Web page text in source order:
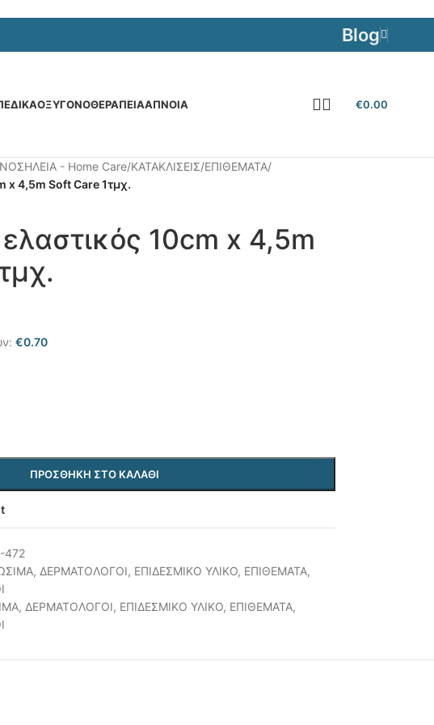
Blog
ΟΞΥΓΟΝΟΘΕΡΑΠΕΙΑΆΠΝΟΙΑ €0.00
- Home Care/ΚΑΤΑΚΛΙΣΕΙΣ/ΕΠΙΘΕΜΑΤΑ/
x 4,5m Soft Care 1τμχ.
10cm x 4,5m
€0.70
ΠΡΟΣΘΉΚΗ ΣΤΟ ΚΑΛΆΘΙ
472
, ΔΕΡΜΑΤΟΛΟΓΟΙ, ΕΠΙΔΕΣΜΙΚΟ ΥΛΙΚΟ, ΕΠΙΘΕΜΑΤΑ,
, ΔΕΡΜΑΤΟΛΟΓΟΙ, ΕΠΙΔΕΣΜΙΚΟ ΥΛΙΚΟ, ΕΠΙΘΕΜΑΤΑ,